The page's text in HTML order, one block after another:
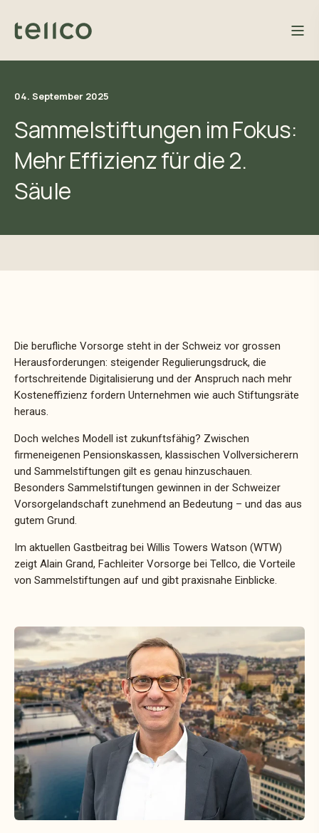
04. September 2025
Sammelstiftungen im Fokus:
Mehr Effizienz für die 2.
Säule
Die berufliche Vorsorge steht in der Schweiz vor grossen
Herausforderungen: steigender Regulierungsdruck, die
fortschreitende Digitalisierung und der Anspruch nach mehr
Kosteneffizienz fordern Unternehmen wie auch Stiftungsräte
heraus.
Doch welches Modell ist zukunftsfähig? Zwischen
firmeneigenen Pensionskassen, klassischen Vollversicherern
und Sammelstiftungen gilt es genau hinzuschauen.
Besonders Sammelstiftungen gewinnen in der Schweizer
Vorsorgelandschaft zunehmend an Bedeutung – und das aus
gutem Grund.
Im aktuellen Gastbeitrag bei Willis Towers Watson (WTW)
zeigt Alain Grand, Fachleiter Vorsorge bei Tellco, die Vorteile
von Sammelstiftungen auf und gibt praxisnahe Einblicke.